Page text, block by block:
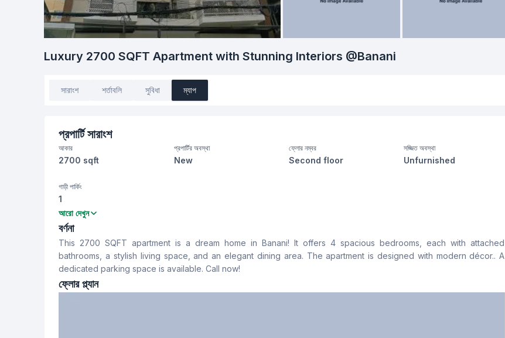
Luxury 2700 SQFT Apartment with Stunning Interiors @Banani
সারাংশ শর্তাবলি সুবিধা ম্যাপ
প্রপার্টি সারাংশ
আকার
2700 sqft
প্রপার্টির অবস্থা
New
ফ্লোর নম্বর
Second floor
সজ্জিত অবস্থা
Unfurnished
গাড়ী পার্কিং
1
বেডরুম
4
Yes Tiled 1
সার্ভেন্ট রুম
Yes
স্টাফ টয়লেট
আরো দেখুন
বর্ণনা
This 2700 SQFT apartment is a dream home in Banani! It offers 4 spacious bedrooms, each with attached
bathrooms, a stylish living space, and an elegant dining area. The apartment is designed with modern décor.. A
dedicated parking space is available. Call now!
ফ্লোর প্ল্যান